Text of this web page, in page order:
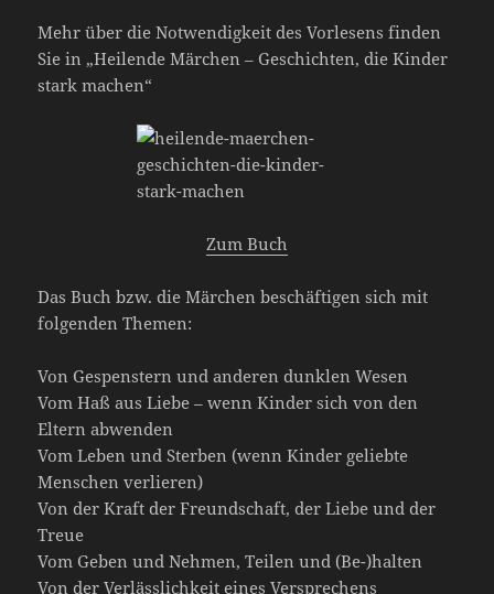
Mehr über die Notwendigkeit des Vorlesens finden
Sie in „Heilende Märchen – Geschichten, die Kinder
stark machen“
Zum Buch
Das Buch bzw. die Märchen beschäftigen sich mit
folgenden Themen:
Von Gespenstern und anderen dunklen Wesen
Vom Haß aus Liebe – wenn Kinder sich von den
Eltern abwenden
Vom Leben und Sterben (wenn Kinder geliebte
Menschen verlieren)
Von der Kraft der Freundschaft, der Liebe und der
Treue
Vom Geben und Nehmen, Teilen und (Be-)halten
Von der Verlässlichkeit eines Versprechens